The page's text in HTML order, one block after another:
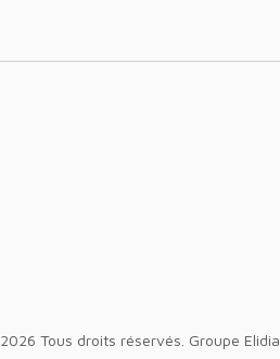
© 2026 Tous droits réservés. Groupe Elidia